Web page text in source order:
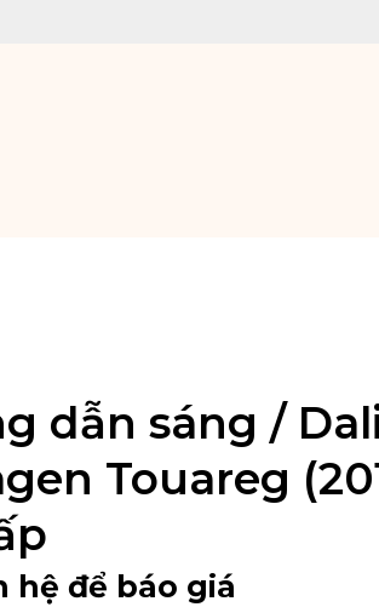
dẫn sáng /
Touareg
hệ để báo giá